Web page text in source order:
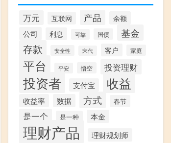
万元 互联网 产品
余额
公司
利息 可靠 国债 基金
存款 安全性 宋代 客户 家庭
平台 平安 悟空 投资理财
投资者 支付宝 收益
收益率 数据 方式 春节
是一个 是一种 本金
理财产品
理财规划师